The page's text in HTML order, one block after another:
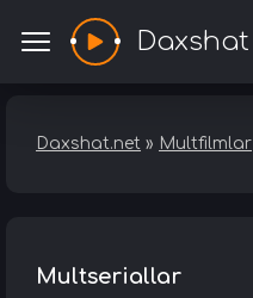
Daxshat
Daxshat.net » Multfilmlar
Multseriallar